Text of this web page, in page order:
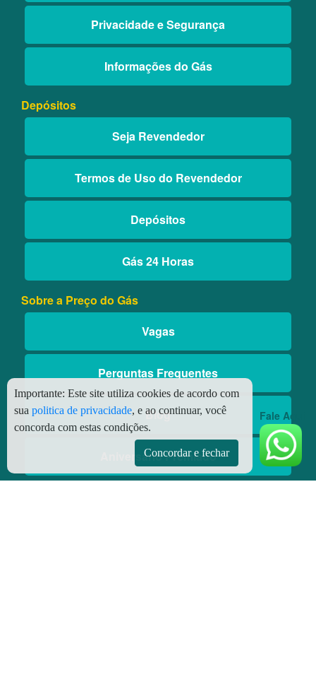
Fale Aqui
Privacidade e Segurança
Informações do Gás
Depósitos
Seja Revendedor
Termos de Uso do Revendedor
Depósitos
Gás 24 Horas
Sobre a Preço do Gás
Vagas
Perguntas Frequentes
Blog
Aniversário Premiado
Importante: Este site utiliza cookies de acordo com
sua politica de privacidade, e ao continuar, você
concorda com estas condições.
Concordar e fechar